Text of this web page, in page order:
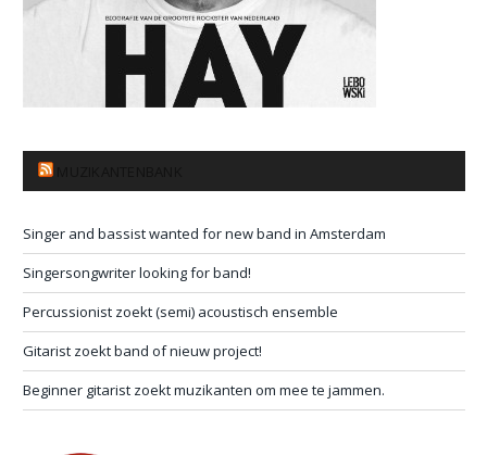
Singer and bassist wanted for new band in Amsterdam
Singersongwriter looking for band!
Percussionist zoekt (semi) acoustisch ensemble
Gitarist zoekt band of nieuw project!
Beginner gitarist zoekt muzikanten om mee te jammen.